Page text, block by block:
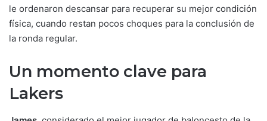
le ordenaron descansar para recuperar su mejor condición
física, cuando restan pocos choques para la conclusión de
la ronda regular.
Un momento clave para
Lakers